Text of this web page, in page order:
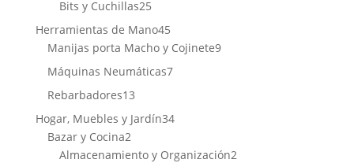
Bits y Cuchillas2525
productos
Herramientas de Mano4545
productos
Manijas porta Macho y Cojinete99
Máquinas Neumáticas77
Rebarbadores1313
productos
Hogar, Muebles y Jardín3434
Bazar y Cocina22
productos
Almacenamiento y Organización22